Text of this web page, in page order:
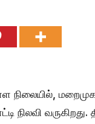
நிலையில்,
வருகிறது.